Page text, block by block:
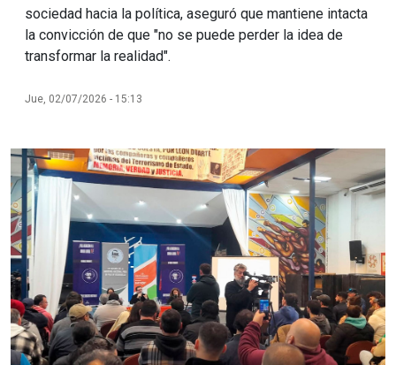
sociedad hacia la política, aseguró que mantiene intacta
la convicción de que "no se puede perder la idea de
transformar la realidad".
Jue, 02/07/2026 - 15:13
Imagen